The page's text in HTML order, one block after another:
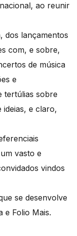
ao reunir
dos lançamentos
com, e sobre,
de música
e
tertúlias sobre
ideias, e claro,
vasto e
vindos
se desenvolve
e Folio Mais.